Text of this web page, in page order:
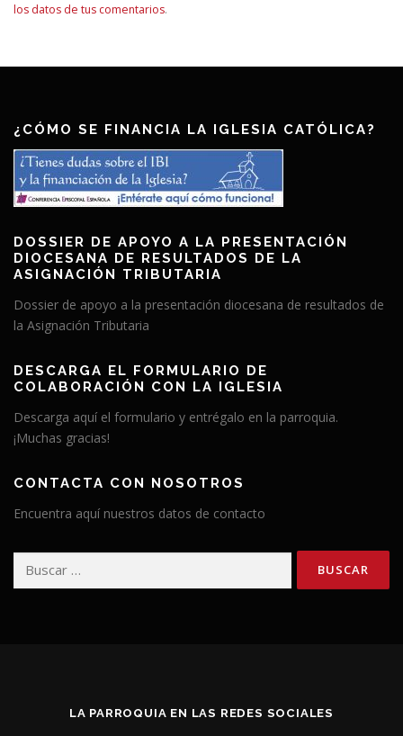
los datos de tus comentarios.
¿CÓMO SE FINANCIA LA IGLESIA CATÓLICA?
DOSSIER DE APOYO A LA PRESENTACIÓN
DIOCESANA DE RESULTADOS DE LA
ASIGNACIÓN TRIBUTARIA
Dossier de apoyo a la presentación diocesana de resultados de
la Asignación Tributaria
DESCARGA EL FORMULARIO DE
COLABORACIÓN CON LA IGLESIA
Descarga aquí el formulario y entrégalo en la parroquia.
¡Muchas gracias!
CONTACTA CON NOSOTROS
Encuentra aquí nuestros datos de contacto
LA PARROQUIA EN LAS REDES SOCIALES